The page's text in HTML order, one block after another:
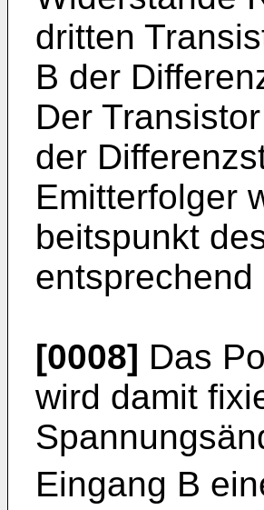
dritten
B der
Der
der
Emitterfolger
beitspunkt
[0008] Das
wird damit
Eingang B